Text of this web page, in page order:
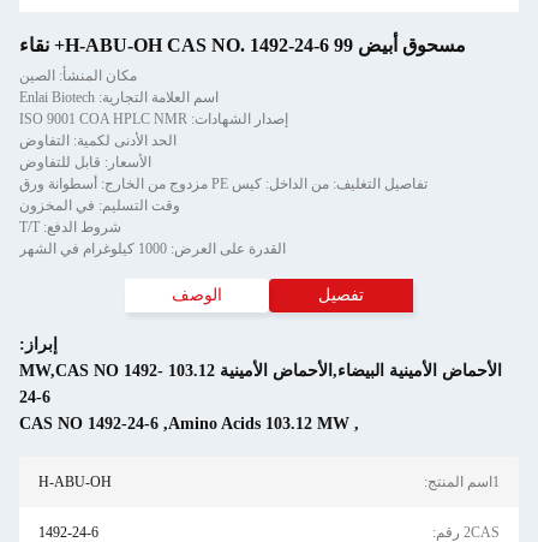
مسحوق أبيض H-ABU-OH CAS NO. 1492-24-6 99+ نقاء
مكان المنشأ: الصين
اسم العلامة التجارية: Enlai Biotech
إصدار الشهادات: ISO 9001 COA HPLC NMR
الحد الأدنى لكمية: التفاوض
الأسعار: قابل للتفاوض
تفاصيل التغليف: من الداخل: كيس PE مزدوج من الخارج: أسطوانة ورق
وقت التسليم: في المخزون
شروط الدفع: T/T
القدرة على العرض: 1000 كيلوغرام في الشهر
تفصيل الوصف
إبراز:
الأحماض الأمينية البيضاء,الأحماض الأمينية 103.12 MW,CAS NO 1492-
24-6
Amino Acids 103.12 MW
,
CAS NO 1492-24-6
H-ABU-OH
2CAS رقم: 1492-24-6